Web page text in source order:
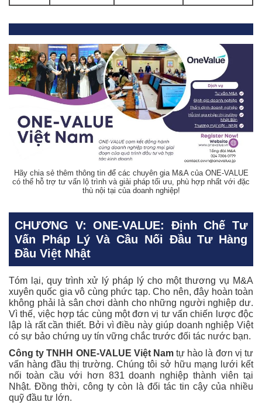
Hãy chia sẻ thêm thông tin để các chuyên gia M&A của ONE-VALUE
có thể hỗ trợ tư vấn lộ trình và giải pháp tối ưu, phù hợp nhất với đặc
thù nội tại của doanh nghiệp!
CHƯƠNG V: ONE-VALUE: Định Chế Tư
Vấn Pháp Lý Và Cầu Nối Đầu Tư Hàng
Đầu Việt Nhật
Tóm lại, quy trình xử lý pháp lý cho một thương vụ M&A
xuyên quốc gia vô cùng phức tạp. Cho nên, đây hoàn toàn
không phải là sân chơi dành cho những người nghiệp dư.
Vì thế, việc hợp tác cùng một đơn vị tư vấn chiến lược độc
lập là rất cần thiết. Bởi vì điều này giúp doanh nghiệp Việt
có sự bảo chứng uy tín vững chắc trước đối tác nước bạn.
Công ty TNHH ONE-VALUE Việt Namtự hào là đơn vị tư
vấn hàng đầu thị trường. Chúng tôi sở hữu mạng lưới kết
nối toàn cầu với hơn 831 doanh nghiệp thành viên tại
Nhật. Đồng thời, công ty còn là đối tác tin cậy của nhiều
quỹ đầu tư lớn.